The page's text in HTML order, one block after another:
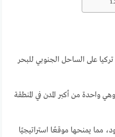
على الساحل الجنوبي للبحر
واحدة من أكبر المدن في المنطقة
مما يمنحها موقعًا استراتيجيًا